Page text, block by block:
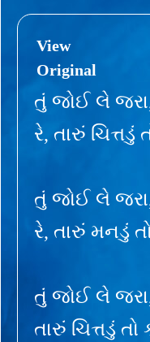
View
Original
તું જોઈ લે
રે, તારું ચિત્તડું
તું જોઈ લે
રે, તારું મનડું
તું જોઈ લે
તારું ચિત્તડું